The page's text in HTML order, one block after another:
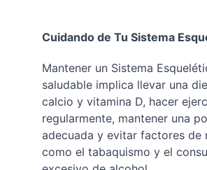
Cuidando de Tu Sistema
Mantener un Sistema
saludable implica llevar una
calcio y vitamina D, hacer
regularmente, mantener una
adecuada y evitar factores de
como el tabaquismo y el